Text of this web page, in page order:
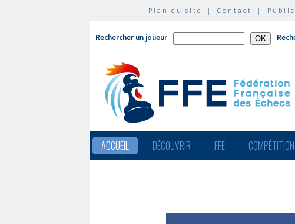
Plan du site | Contact |
Rechercher un joueur
ACCUEIL DÉCOUVRIR FFE